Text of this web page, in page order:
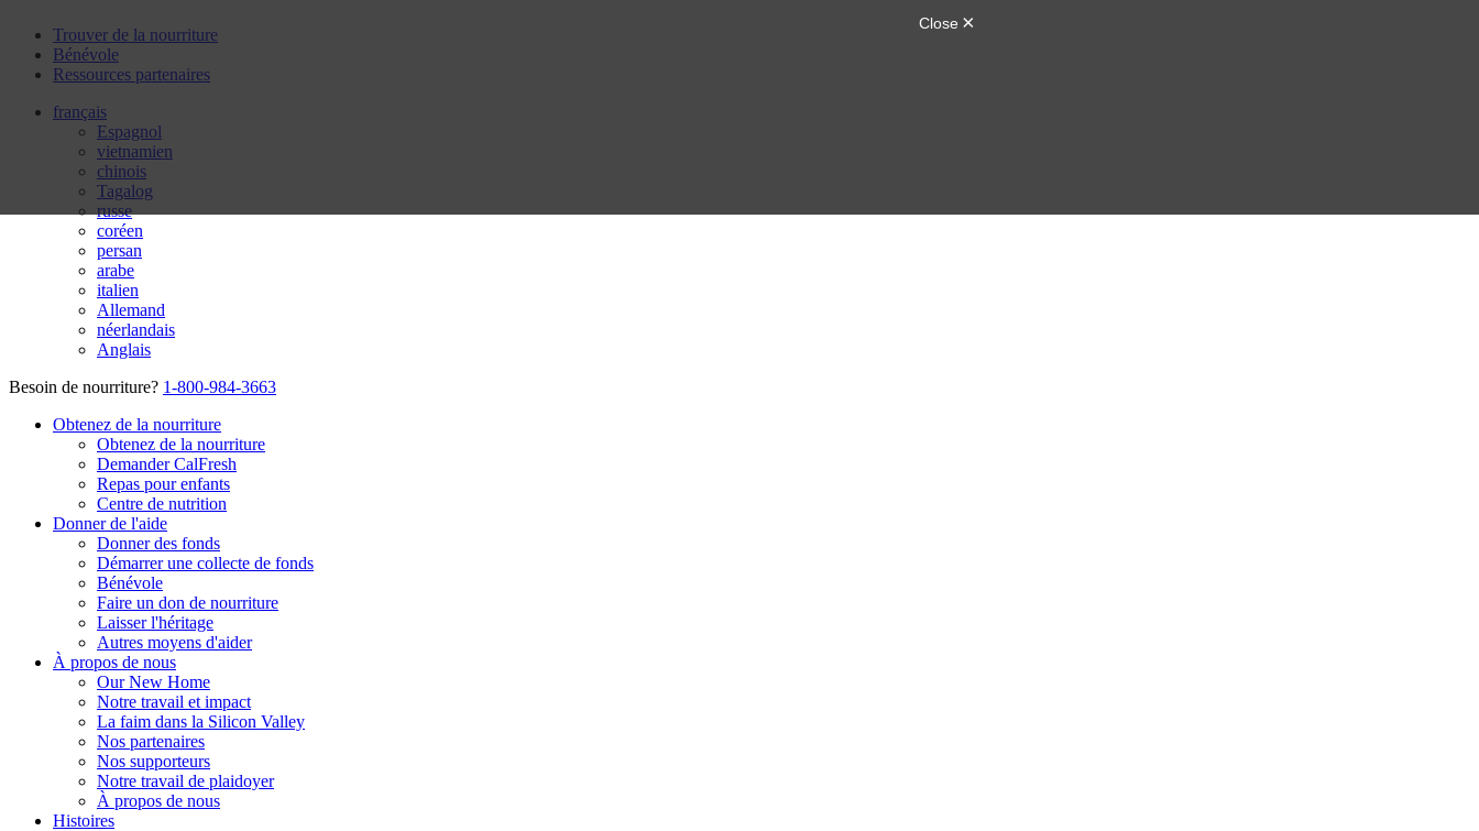
Trouver de la nourriture
Bénévole
Ressources partenaires
français
Espagnol
vietnamien
chinois
Tagalog
russe
coréen
persan
arabe
italien
Allemand
néerlandais
Anglais
Besoin de nourriture? 1-800-984-3663
Obtenez de la nourriture
Obtenez de la nourriture
Demander CalFresh
Repas pour enfants
Centre de nutrition
Donner de l'aide
Donner des fonds
Démarrer une collecte de fonds
Bénévole
Faire un don de nourriture
Laisser l'héritage
Autres moyens d'aider
À propos de nous
Our New Home
Notre travail et impact
La faim dans la Silicon Valley
Nos partenaires
Nos supporteurs
Notre travail de plaidoyer
À propos de nous
Histoires